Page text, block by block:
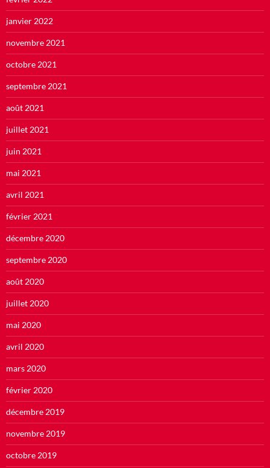
janvier 2022
novembre 2021
octobre 2021
septembre 2021
août 2021
juillet 2021
juin 2021
mai 2021
avril 2021
février 2021
décembre 2020
septembre 2020
août 2020
juillet 2020
mai 2020
avril 2020
mars 2020
février 2020
décembre 2019
novembre 2019
octobre 2019